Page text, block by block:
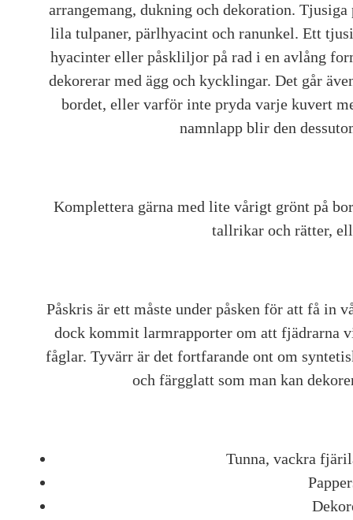
arrangemang, dukning och dekoration.
lila tulpaner, pärlhyacint och ranunkel. Ett
hyacinter eller påskliljor på rad i en avlång
dekorerar med ägg och kycklingar. Det går
bordet, eller varför inte pryda varje kuvert
namnlapp blir den
Komplettera gärna med lite vårigt grönt på
tallrikar och rätter,
Påskris är ett måste under påsken för att få in
dock kommit larmrapporter om att fjädrarna
fåglar. Tyvärr är det fortfarande ont om
och färgglatt som man kan
Tunna, vackra